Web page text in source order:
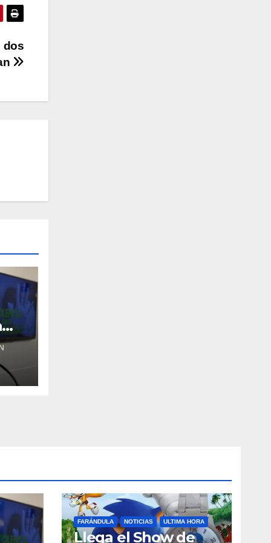
dos
FARÁNDULA NOTICIAS ULTIMA HORA
Llega el Show de